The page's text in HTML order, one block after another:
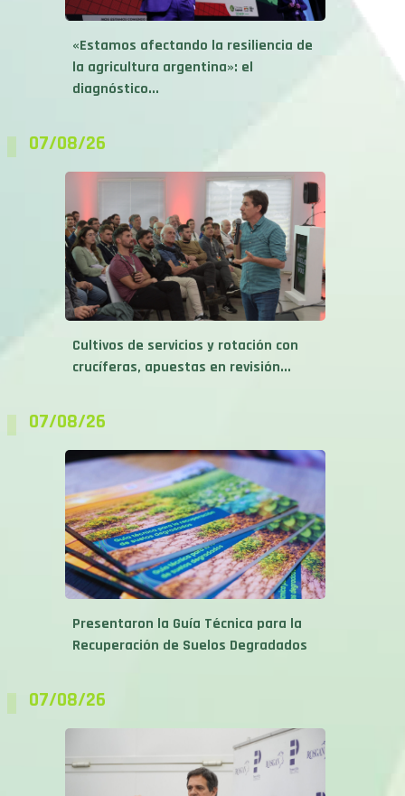
«Estamos afectando la resiliencia de
la agricultura argentina»: el
diagnóstico...
07/08/26
Cultivos de servicios y rotación con
crucíferas, apuestas en revisión...
07/08/26
Presentaron la Guía Técnica para la
Recuperación de Suelos Degradados
07/08/26